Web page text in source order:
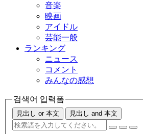
音楽
映画
アイドル
芸能一般
ランキング
ニュース
コメント
みんなの感想
검색어 입력폼
見出し or 本文 見出し and 本文